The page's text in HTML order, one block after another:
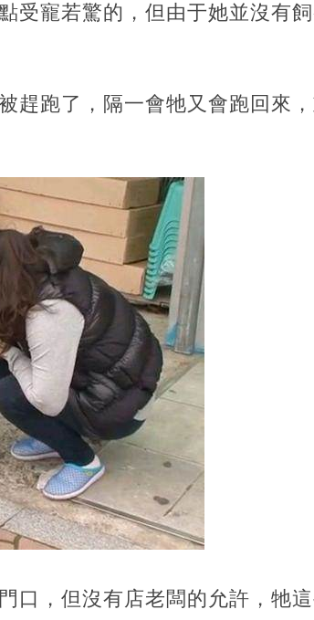
受寵若驚的，但由于她並沒有
趕跑了，隔一會牠又會跑回來
口，但沒有店老闆的允許，牠